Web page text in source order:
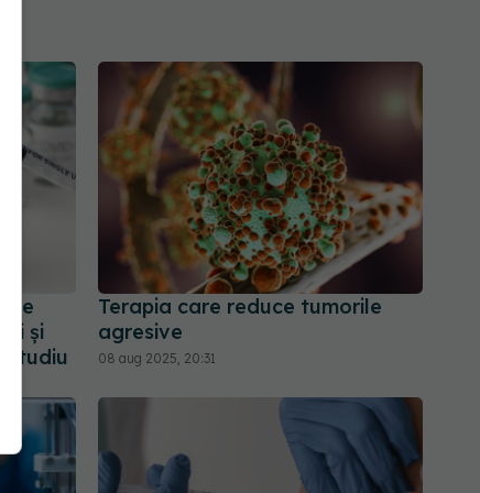
și
studiu
Terapia care reduce tumorile
agresive
08 aug 2025, 20:31